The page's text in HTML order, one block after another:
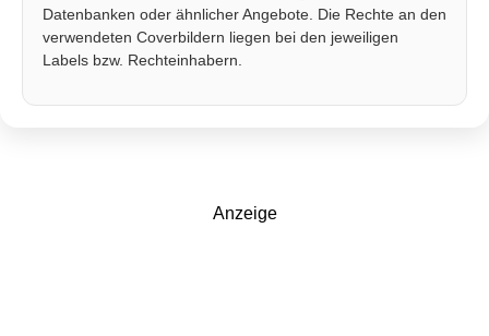
Datenbanken oder ähnlicher Angebote. Die Rechte an den
verwendeten Coverbildern liegen bei den jeweiligen
Labels bzw. Rechteinhabern.
Anzeige